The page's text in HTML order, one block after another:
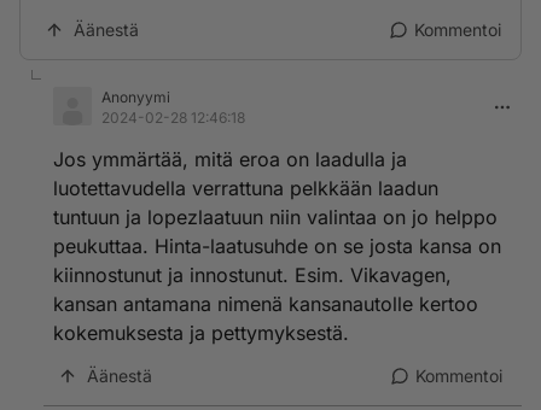
Äänestä Kommentoi
Anonyymi
2024-02-28 12:46:18
Jos ymmärtää, mitä eroa on laadulla ja
luotettavudella verrattuna pelkkään laadun
tuntuun ja lopezlaatuun niin valintaa on jo helppo
peukuttaa. Hinta-laatusuhde on se josta kansa on
kiinnostunut ja innostunut. Esim. Vikavagen,
kansan antamana nimenä kansanautolle kertoo
kokemuksesta ja pettymyksestä.
Äänestä Kommentoi